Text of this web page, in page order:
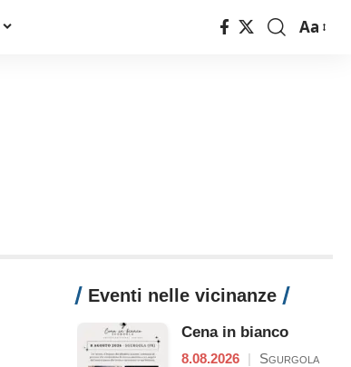
Font
Aa
Eventi nelle vicinanze
Cena in bianco
8.08.2026 | Sgurgola